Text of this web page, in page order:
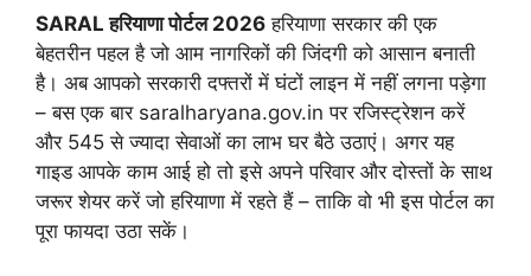
SARAL हरियाणा पोर्टल 2026 हरियाणा सरकार की एक
बेहतरीन पहल है जो आम नागरिकों की जिंदगी को आसान बनाती
है। अब आपको सरकारी दफ्तरों में घंटों लाइन में नहीं लगना पड़ेगा
– बस एक बार saralharyana.gov.in पर रजिस्ट्रेशन करें
और 545 से ज्यादा सेवाओं का लाभ घर बैठे उठाएं। अगर यह
गाइड आपके काम आई हो तो इसे अपने परिवार और दोस्तों के साथ
जरूर शेयर करें जो हरियाणा में रहते हैं – ताकि वो भी इस पोर्टल का
पूरा फायदा उठा सकें।